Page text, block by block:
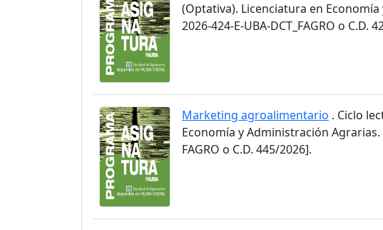
(Optativa). Licenciatura en
2026-424-E-UBA-DCT_FAGRO o C.D.
Marketing agroalimentario . Ciclo
Economía y Administración Agrarias.
FAGRO o C.D. 445/2026].